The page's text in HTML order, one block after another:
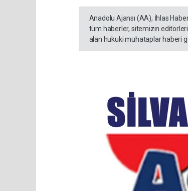
Anadolu Ajansı (AA), İhlas
tüm haberler, sitemizin
alan hukuki muhataplar haberi